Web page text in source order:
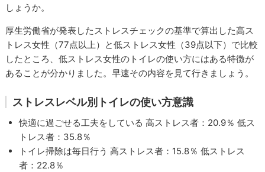
しょうか。
厚生労働省が発表したストレスチェックの基準で算出した高ス
トレス女性（77点以上）と低ストレス女性（39点以下）で比較
したところ、低ストレス女性のトイレの使い方にはある特徴が
あることが分かりました。早速その内容を見て行きましょう。
ストレスレベル別トイレの使い方意識
快適に過ごせる工夫をしている 高ストレス者：20.9％ 低ス
トレス者：35.8％
トイレ掃除は毎日行う 高ストレス者：15.8％ 低ストレス
者：22.8％